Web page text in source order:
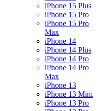
iPhone 15 Plus
iPhone 15 Pro
iPhone 15 Pro
Max
iPhone 14
iPhone 14 Plus
iPhone 14 Pro
iPhone 14 Pro
Max
iPhone 13
iPhone 13 Mini
iPhone 13 Pro